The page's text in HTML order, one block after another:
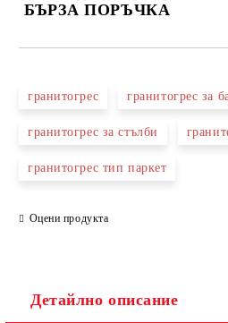
БЪРЗА ПОРЪЧКА
Ние ще се свържем с вас в рамките
гранитогрес гранитогрес за
гранитогрес за стълби
гранитогрес тип паркет
Оцени продукта
Детайлно описание